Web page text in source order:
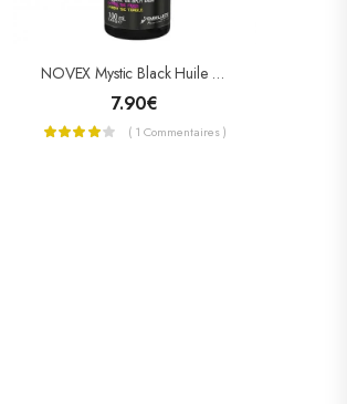
NOVEX Mystic Black Huile De Baobab
7.90€
( 1 Commentaires )